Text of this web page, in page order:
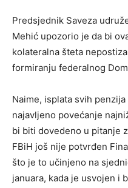
Predsjednik Saveza
Mehić upozorio je da bi
kolateralna šteta
formiranju federalnog
Naime, isplata svih
najavljeno povećanje
bi biti dovedeno u pitanje
FBiH još nije potvrđen
što je to učinjeno na
januara, kada je usvojen i